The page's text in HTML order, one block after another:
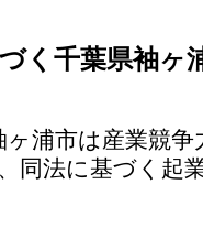
く千葉県袖ヶ
浦市は産業競争
同法に基づく起